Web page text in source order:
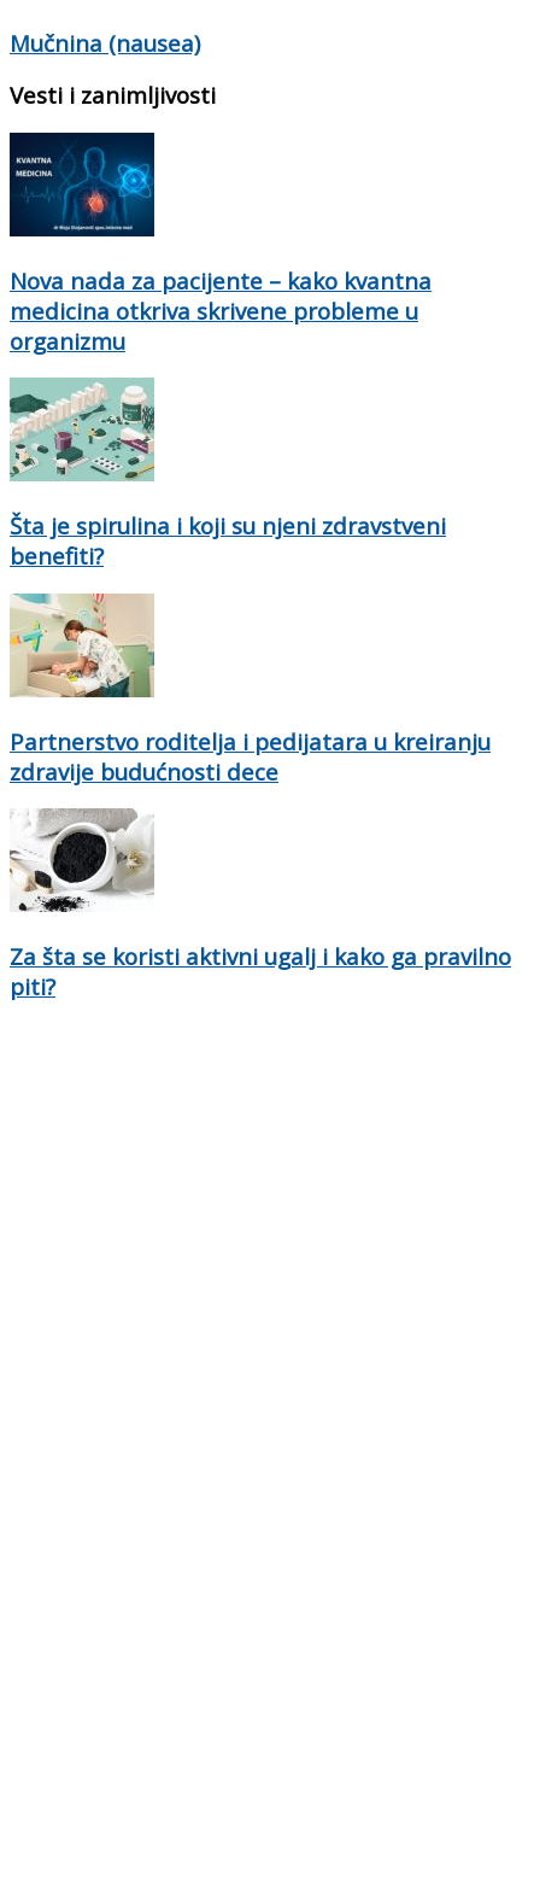
Mučnina (nausea)
Vesti i zanimljivosti
Nova nada za pacijente – kako kvantna
medicina otkriva skrivene probleme u
organizmu
Šta je spirulina i koji su njeni zdravstveni
benefiti?
Partnerstvo roditelja i pedijatara u kreiranju
zdravije budućnosti dece
Za šta se koristi aktivni ugalj i kako ga pravilno
piti?